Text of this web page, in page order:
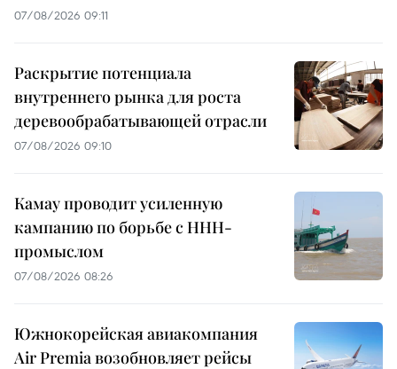
07/08/2026 09:11
Раскрытие потенциала
внутреннего рынка для роста
деревообрабатывающей отрасли
07/08/2026 09:10
Камау проводит усиленную
кампанию по борьбе с ННН-
промыслом
07/08/2026 08:26
Южнокорейская авиакомпания
Air Premia возобновляет рейсы